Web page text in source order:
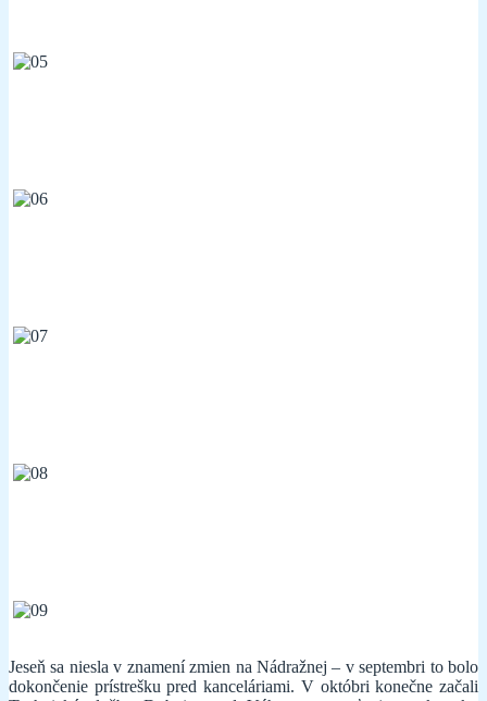
Jeseň sa niesla v znamení zmien na Nádražnej – v septembri to bolo
dokončenie prístrešku pred kanceláriami. V októbri konečne začali